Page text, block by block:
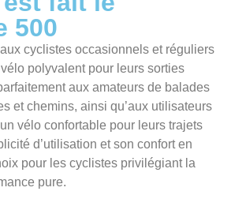
500
cyclistes occasionnels et réguliers
polyvalent pour leurs sorties
aux amateurs de balades
et chemins, ainsi qu’aux utilisateurs
vélo confortable pour leurs trajets
d’utilisation et son confort en
pour les cyclistes privilégiant la
pure.